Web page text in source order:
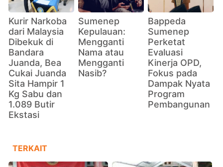
Kurir Narkoba
dari Malaysia
Dibekuk di
Bandara
Juanda, Bea
Cukai Juanda
Sita Hampir 1
Kg Sabu dan
1.089 Butir
Ekstasi
Sumenep
Kepulauan:
Mengganti
Nama atau
Mengganti
Nasib?
Bappeda
Sumenep
Perketat
Evaluasi
Kinerja OPD,
Fokus pada
Dampak Nyata
Program
Pembangunan
TERKAIT